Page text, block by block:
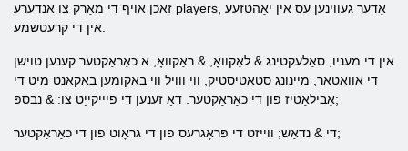
זאכן אויף די מאַרק צו אנדערע players, אָדער געווינען עס אין יאַהטזעע
אין די מעניו, סאַלעקטינג & לאַקוואָ, & ראַקוואָ, א כאַראַקטער קענען טוישן
די אַוואַטאַר, מיינונג סטאַטיסטיק, ווי ווויל ווי באַקומען באַקאַנט מיט די
אַבילאַטיז פון די כאַראַקטער. דאָ זענען די פיייקייַט צו: & נבספּ;
די & נדאַש; ווייזט די פּראָגרעס פון די גראָוט פון די כאַראַקטער;